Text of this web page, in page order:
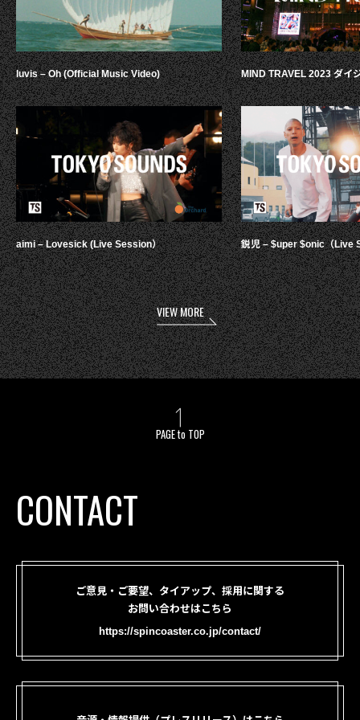
luvis – Oh (Official Music Video)
aimi – Lovesick (Live Session）
MIND TRAVEL 2023 ダイ
鋭児 – $uper $onic（Live
VIEW MORE
PAGE to TOP
CONTACT
ご意見・ご要望、タイアップ、採用に関する
お問い合わせはこちら
https://spincoaster.co.jp/contact/